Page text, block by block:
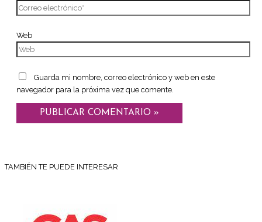
Web
Guarda mi nombre, correo electrónico y web en este
navegador para la próxima vez que comente.
TAMBIÉN TE PUEDE INTERESAR